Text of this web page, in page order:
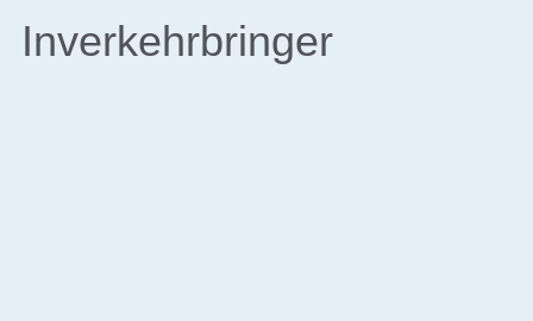
Inverkehrbringer